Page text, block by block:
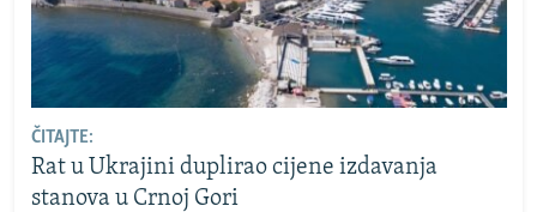
ČITAJTE:
Rat u Ukrajini duplirao cijene izdavanja
stanova u Crnoj Gori